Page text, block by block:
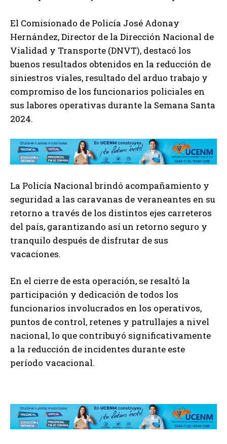
El Comisionado de Policía José Adonay
Hernández, Director de la Dirección Nacional de
Vialidad y Transporte (DNVT), destacó los
buenos resultados obtenidos en la reducción de
siniestros viales, resultado del arduo trabajo y
compromiso de los funcionarios policiales en
sus labores operativas durante la Semana Santa
2024.
La Policía Nacional brindó acompañamiento y
seguridad a las caravanas de veraneantes en su
retorno a través de los distintos ejes carreteros
del país, garantizando así un retorno seguro y
tranquilo después de disfrutar de sus
vacaciones.
En el cierre de esta operación, se resaltó la
participación y dedicación de todos los
funcionarios involucrados en los operativos,
puntos de control, retenes y patrullajes a nivel
nacional, lo que contribuyó significativamente
a la reducción de incidentes durante este
período vacacional.